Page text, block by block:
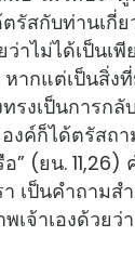
ตรัสกับท่านเกี่
าไม่ได้เป็นเพี
ากแต่เป็นสิ่ง
ทรงเป็นการก
งค์ก็ได้ตรัสถ
” (ยน. 11,26)
เป็นคำถามส
เจ้าเองด้วยว่